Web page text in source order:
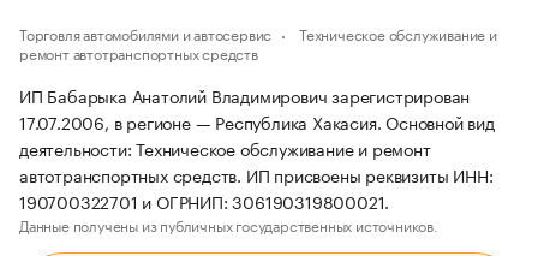
Торговля автомобилями и автосервис
Техническое обслуживание и
ремонт автотранспортных средств
ИП Бабарыка Анатолий Владимирович зарегистрирован
17.07.2006, в регионе — Республика Хакасия. Основной вид
деятельности: Техническое обслуживание и ремонт
автотранспортных средств. ИП присвоены реквизиты ИНН:
190700322701 и ОГРНИП: 306190319800021.
Данные получены из публичных государственных источников.